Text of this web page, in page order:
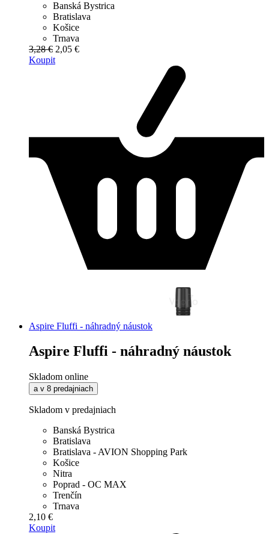
Banská Bystrica
Bratislava
Košice
Trnava
3,28 € 2,05 €
Koupit
Aspire Fluffi - náhradný náustok
Aspire Fluffi - náhradný náustok
Skladom online
a v 8 predajniach
Skladom v predajniach
Banská Bystrica
Bratislava
Bratislava - AVION Shopping Park
Košice
Nitra
Poprad - OC MAX
Trenčín
Trnava
2,10 €
Koupit